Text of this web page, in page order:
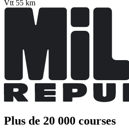
Vtt 55 km
Plus de 20 000 courses